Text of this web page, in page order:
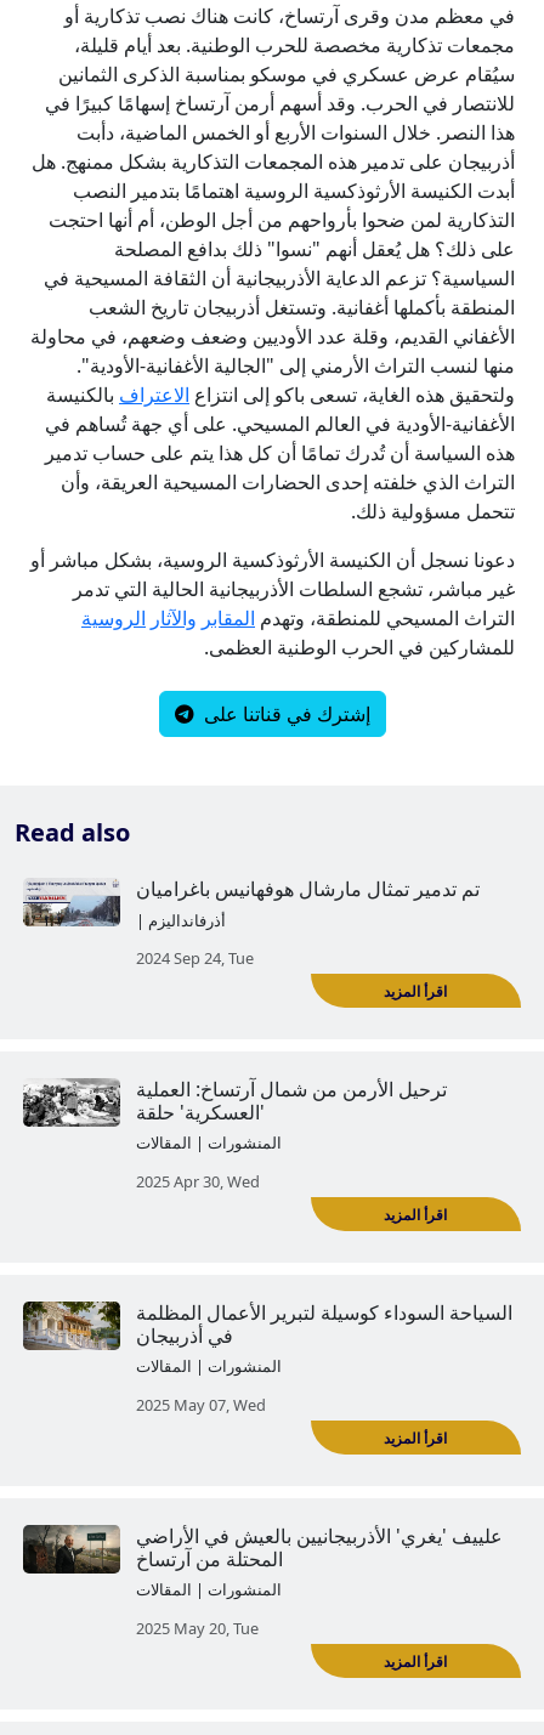
Read also
| أذرفانداليزم
2024 Sep 24, Tue
في معظم مدن وقرى آرتساخ، كانت هناك نصب تذكارية أو
مجمعات تذكارية مخصصة للحرب الوطنية. بعد أيام قليلة،
سيُقام عرض عسكري في موسكو بمناسبة الذكرى الثمانين
للانتصار في الحرب. وقد أسهم أرمن آرتساخ إسهامًا كبيرًا في
هذا النصر. خلال السنوات الأربع أو الخمس الماضية، دأبت
أذربيجان على تدمير هذه المجمعات التذكارية بشكل ممنهج. هل
أبدت الكنيسة الأرثوذكسية الروسية اهتمامًا بتدمير النصب
التذكارية لمن ضحوا بأرواحهم من أجل الوطن، أم أنها احتجت
على ذلك؟ هل يُعقل أنهم "نسوا" ذلك بدافع المصلحة
السياسية؟ تزعم الدعاية الأذربيجانية أن الثقافة المسيحية في
المنطقة بأكملها أغفانية. وتستغل أذربيجان تاريخ الشعب
الأغفاني القديم، وقلة عدد الأوديين وضعف وضعهم، في محاولة
منها لنسب التراث الأرمني إلى "الجالية الأغفانية-الأودية".
ولتحقيق هذه الغاية، تسعى باكو إلى انتزاع الاعتراف بالكنيسة
الأغفانية-الأودية في العالم المسيحي. على أي جهة تُساهم في
هذه السياسة أن تُدرك تمامًا أن كل هذا يتم على حساب تدمير
التراث الذي خلفته إحدى الحضارات المسيحية العريقة، وأن
تتحمل مسؤولية ذلك.
دعونا نسجل أن الكنيسة الأرثوذكسية الروسية، بشكل مباشر أو
غير مباشر، تشجع السلطات الأذربيجانية الحالية التي تدمر
التراث المسيحي للمنطقة، وتهدم المقابر والآثار الروسية
للمشاركين في الحرب الوطنية العظمى.
إشترك في قناتنا على